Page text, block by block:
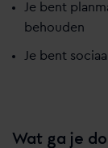
Je bent
behouden
Je bent
Wat ga je